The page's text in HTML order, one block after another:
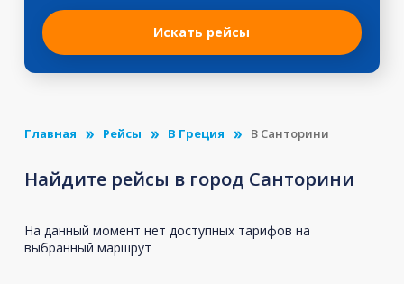
Искать рейсы
Главная Рейсы В Греция В Санторини
Найдите рейсы в город Санторини
На данный момент нет доступных тарифов на
выбранный маршрут